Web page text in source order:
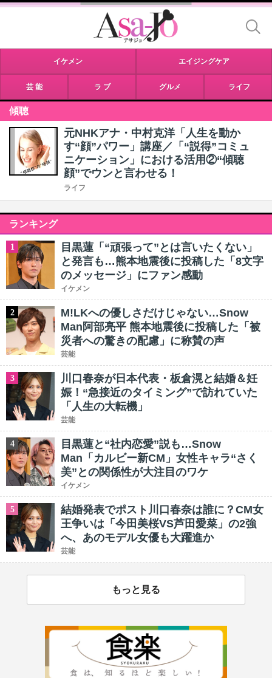
イケメン エイジングケア
芸 能 ラ ブ グルメ ライフ
傾聴
元NHKアナ・中村克洋「人生を動か
す“顔”パワー」講座／「“説得”コミュ
ニケーション」における活用②“傾聴
顔”でウンと言わせる！
ライフ
ランキング
1
目黒蓮「“頑張って”とは言いたくない」
と発言も…熊本地震後に投稿した「8文字
のメッセージ」にファン感動
イケメン
2
M!LKへの優しさだけじゃない…Snow
Man阿部亮平 熊本地震後に投稿した「被
災者への驚きの配慮」に称賛の声
芸能
3
川口春奈が日本代表・板倉滉と結婚＆妊
娠！“急接近のタイミング”で訪れていた
「人生の大転機」
芸能
4
目黒蓮と“社内恋愛”説も…Snow
Man「カルビー新CM」女性キャラ“さく
美”との関係性が大注目のワケ
イケメン
5
結婚発表でポスト川口春奈は誰に？CM女
王争いは「今田美桜VS芦田愛菜」の2強
へ、あのモデル女優も大躍進か
芸能
もっと見る